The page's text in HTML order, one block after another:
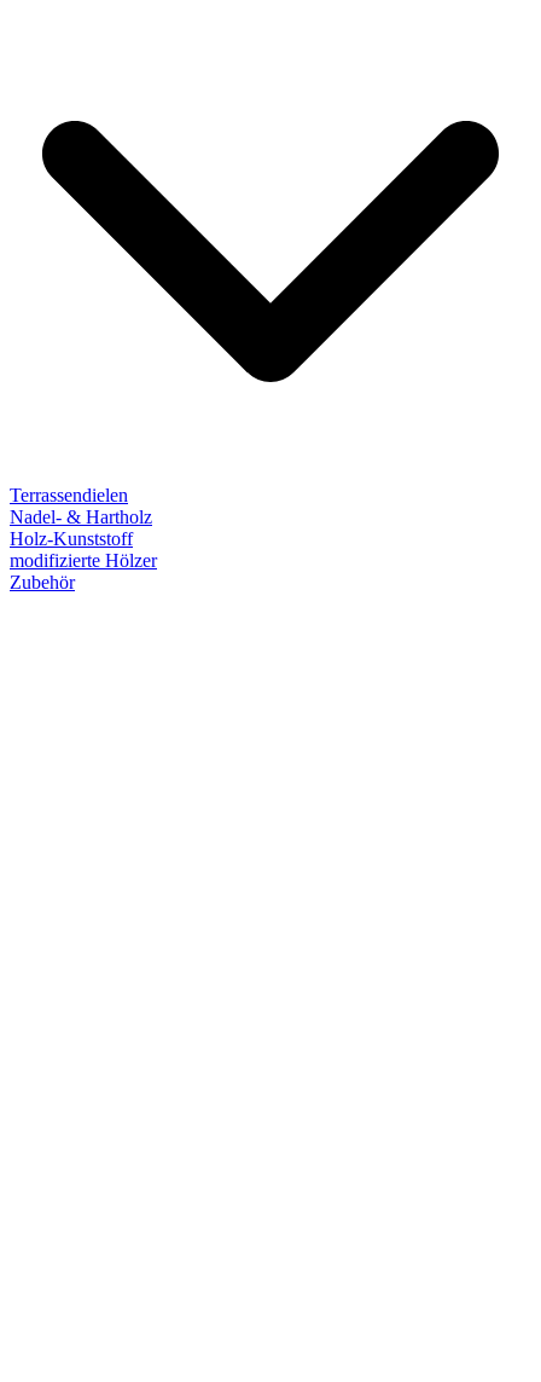
Terrassendielen
Nadel- & Hartholz
Holz-Kunststoff
modifizierte Hölzer
Zubehör